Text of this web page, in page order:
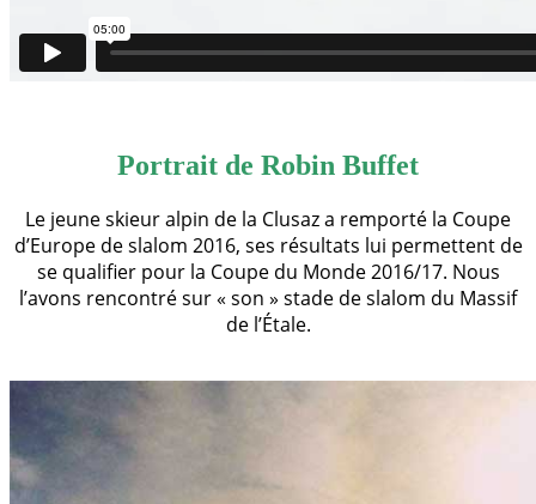
Portrait de Robin Buffet
Le jeune skieur alpin de la Clusaz a remporté la Coupe
d’Europe de slalom 2016, ses résultats lui permettent de
se qualifier pour la Coupe du Monde 2016/17. Nous
l’avons rencontré sur « son » stade de slalom du Massif
de l’Étale.